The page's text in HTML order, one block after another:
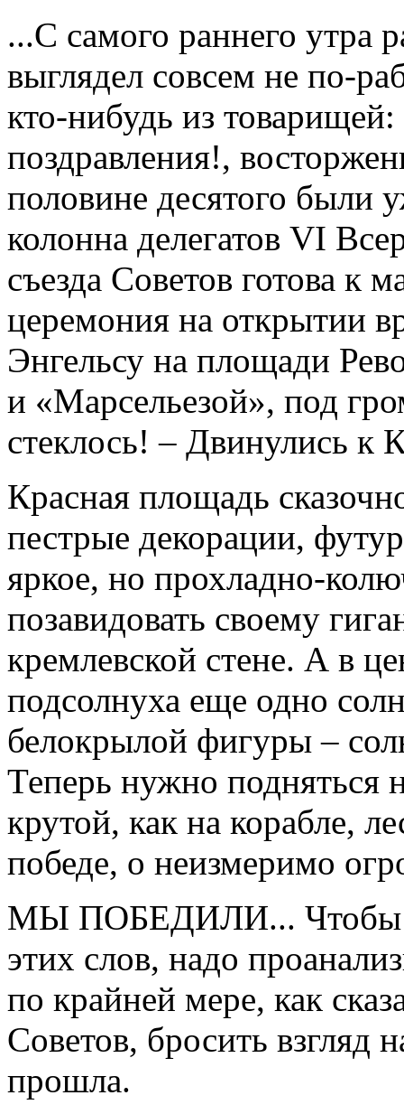
...С самого раннего утра
выглядел совсем не по-
кто-нибудь из
поздравления!,
половине десятого были
колонна делегатов VI
съезда Советов готова к
церемония на открытии
Энгельсу на площади
и «Марсельезой», под
стеклось! – Двинулись к
Красная площадь
пестрые декорации,
яркое, но прохладно-
позавидовать своему
кремлевской стене. А в
подсолнуха еще одно
белокрылой фигуры –
Теперь нужно подняться
крутой, как на корабле,
победе, о неизмеримо
МЫ ПОБЕДИЛИ... Чтобы
этих слов, надо
по крайней мере, как
Советов, бросить взгляд
прошла.